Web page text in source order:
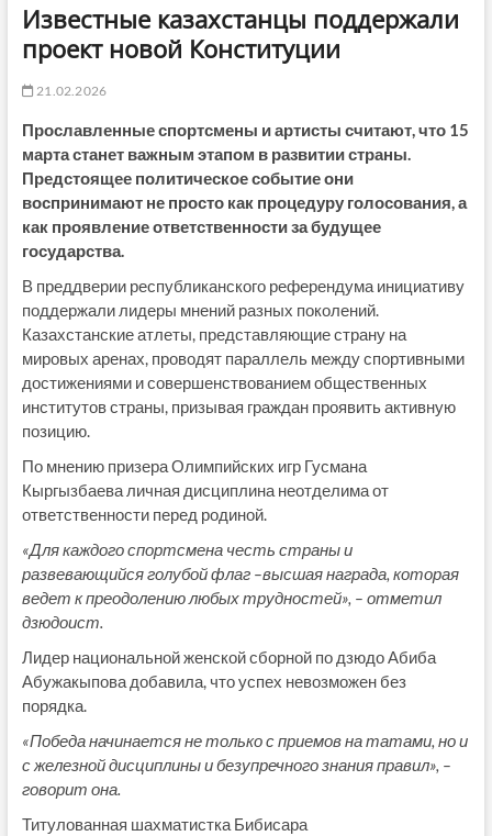
Известные казахстанцы поддержали
проект новой Конституции
21.02.2026
Прославленные спортсмены и артисты считают, что 15
марта станет важным этапом в развитии страны.
Предстоящее политическое событие они
воспринимают не просто как процедуру голосования, а
как проявление ответственности за будущее
государства.
В преддверии республиканского референдума инициативу
поддержали лидеры мнений разных поколений.
Казахстанские атлеты, представляющие страну на
мировых аренах, проводят параллель между спортивными
достижениями и совершенствованием общественных
институтов страны, призывая граждан проявить активную
позицию.
По мнению призера Олимпийских игр Гусмана
Кыргызбаева личная дисциплина неотделима от
ответственности перед родиной.
«Для каждого спортсмена честь страны и
развевающийся голубой флаг –высшая награда, которая
ведет к преодолению любых трудностей», – отметил
дзюдоист.
Лидер национальной женской сборной по дзюдо Абиба
Абужакыпова добавила, что успех невозможен без
порядка.
«Победа начинается не только с приемов на татами, но и
с железной дисциплины и безупречного знания правил», –
говорит она.
Титулованная шахматистка Бибисара